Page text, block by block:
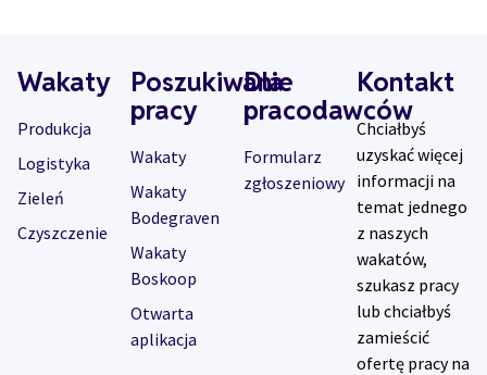
Wakaty
Produkcja
Logistyka
Zieleń
Czyszczenie
Poszukiwanie
pracy
Wakaty
Wakaty
Bodegraven
Wakaty
Boskoop
Otwarta
aplikacja
Dla
pracodawców
Formularz
zgłoszeniowy
Kontakt
Chciałbyś
uzyskać więcej
informacji na
temat jednego
z naszych
wakatów,
szukasz pracy
lub chciałbyś
zamieścić
ofertę pracy na